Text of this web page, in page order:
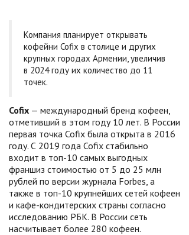
Компания планирует открывать
кофейни Cofix в столице и других
крупных городах Армении, увеличив
в 2024 году их количество до 11
точек.
Cofix — международный бренд кофеен,
отметивший в этом году 10 лет. В России
первая точка Cofix была открыта в 2016
году. С 2019 года Cofix стабильно
входит в топ-10 самых выгодных
франшиз стоимостью от 5 до 25 млн
рублей по версии журнала Forbes, а
также в топ-10 крупнейших сетей кофеен
и кафе-кондитерских страны согласно
исследованию РБК. В России сеть
насчитывает более 280 кофеен.